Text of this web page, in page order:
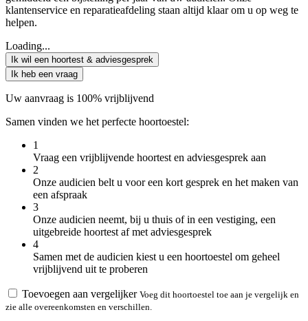
klantenservice en reparatieafdeling staan altijd klaar om u op weg te
helpen.
Loading...
Ik wil een hoortest & adviesgesprek
Ik heb een vraag
Uw aanvraag is 100% vrijblijvend
Samen vinden we het perfecte hoortoestel:
1
Vraag een vrijblijvende hoortest en adviesgesprek aan
2
Onze audicien belt u voor een kort gesprek en het maken van
een afspraak
3
Onze audicien neemt, bij u thuis of in een vestiging, een
uitgebreide hoortest af met adviesgesprek
4
Samen met de audicien kiest u een hoortoestel om geheel
vrijblijvend uit te proberen
Toevoegen aan vergelijker Voeg dit hoortoestel toe aan je vergelijk en
zie alle overeenkomsten en verschillen.